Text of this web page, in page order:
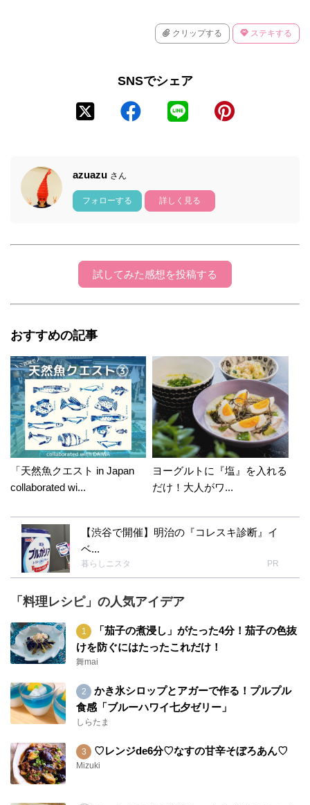
クリップする ステキする
SNSでシェア
azuazu さん
フォローする 詳しく見る
試してみた感想を投稿する
おすすめの記事
「天然魚クエスト in Japan
collaborated wi...
ヨーグルトに『塩』を入れる
だけ！大人がワ...
【渋谷で開催】明治の『コレスキ診断』イ
ベ...
暮らしニスタ PR
「料理レシピ」の人気アイデア
「茄子の煮浸し」がたった4分！茄子の色抜
けを防ぐにはたったこれだけ！
舞mai
かき氷シロップとアガーで作る！プルプル
食感「ブルーハワイ七夕ゼリー」
しらたま
♡レンジde6分♡なすの甘辛そぼろあん♡
Mizuki